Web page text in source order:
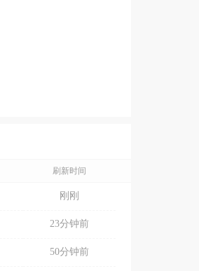
刷新时间
刚刚
23分钟前
50分钟前